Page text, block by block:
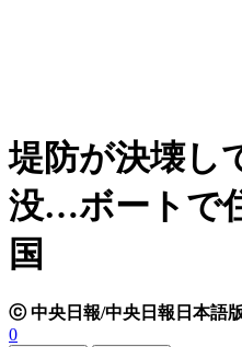
堤防が決壊し
没…ボートで
国
ⓒ 中央日報/中央日報日本語
0